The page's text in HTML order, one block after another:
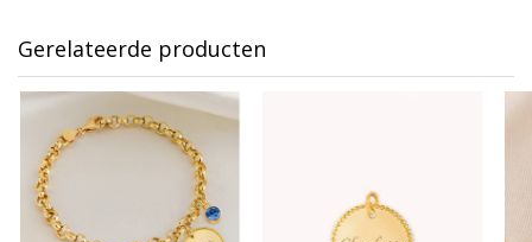
Gerelateerde producten